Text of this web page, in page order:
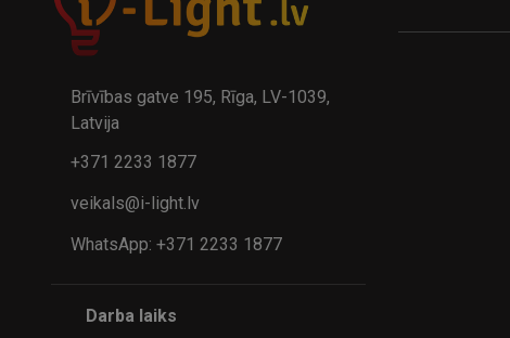
32.95€
Brīvības gatve 195, Rīga, LV-1039,
Latvija
+371 2233 1877
veikals@i-light.lv
WhatsApp: +371 2233 1877
Darba laiks